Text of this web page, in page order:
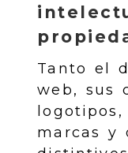
Tanto el
web, sus
marcas y